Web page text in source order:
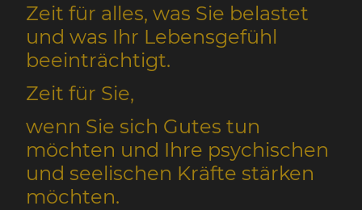
Zeit für alles, was Sie belastet
und was Ihr Lebensgefühl
beeinträchtigt.
Zeit für Sie,
wenn Sie sich Gutes tun
möchten und Ihre psychischen
und seelischen Kräfte stärken
möchten.